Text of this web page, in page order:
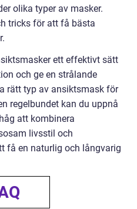
olika typer av masker.
tricks för att få bästa
ett effektivt sätt
och ge en strålande
rätt typ av ansiktsmask för
regelbundet kan du uppnå
att kombinera
livsstil och
få en naturlig och långvarig